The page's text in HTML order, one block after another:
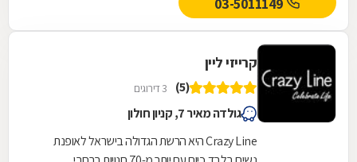
קרייזי ליין
(5) 3 דירוגים
גולדה מאיר 7, קניון חולון
Crazy Line היא הרשת הגדולה בישראל לאופנת